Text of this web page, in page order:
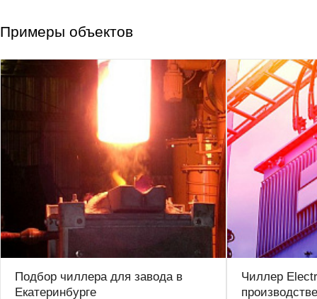
Примеры объектов
Подбор чиллера для завода в
Екатеринбурге
Чиллер